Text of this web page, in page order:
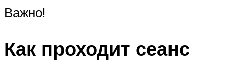
Важно!
Как проходит сеанс